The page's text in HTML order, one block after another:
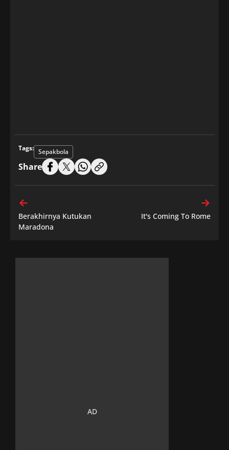
Tags: Sepakbola
Share
Berakhirnya Kutukan
Maradona
It's Coming To Rome